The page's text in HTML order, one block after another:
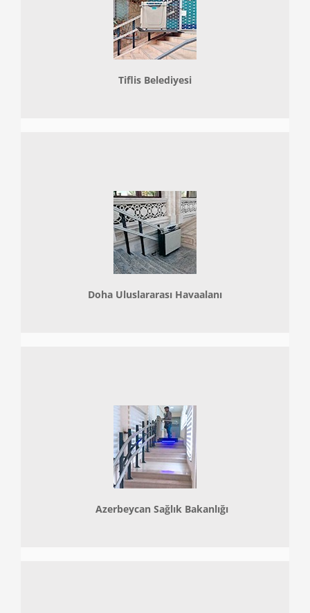
Tiflis Belediyesi
Doha Uluslararası Havaalanı
Azerbeycan Sağlık Bakanlığı